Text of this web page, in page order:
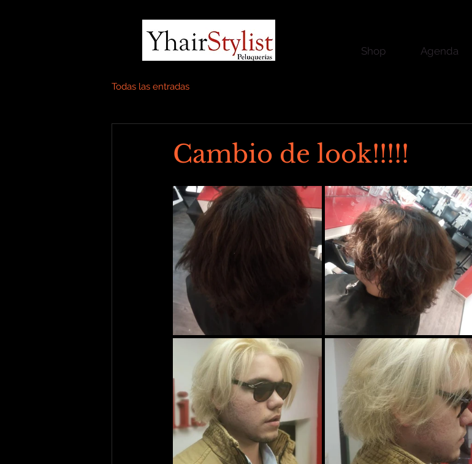
Shop Agenda
Todas las entradas
Cambio de look!!!!!